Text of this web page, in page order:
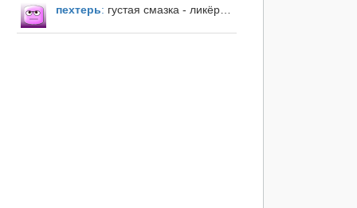
пехтерь: густая смазка - ликёр…